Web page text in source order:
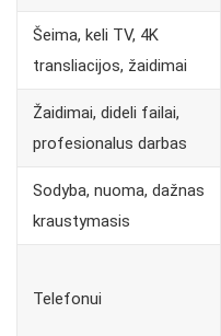
Šeima, keli TV, 4K
transliacijos, žaidimai
Žaidimai, dideli failai,
profesionalus darbas
Sodyba, nuoma, dažnas
kraustymasis
Telefonui